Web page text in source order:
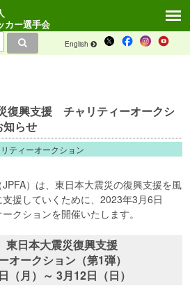
English
カー選手会
復興支援 チャリティーオークシ
知らせ
ティーオークション
）は、東日本大震災の復興支援を風
援していくために、2023年3月6日
クションを開催いたします。
日本大震災復興支援
オークション（第1弾）
（月）～ 3月12日（日）